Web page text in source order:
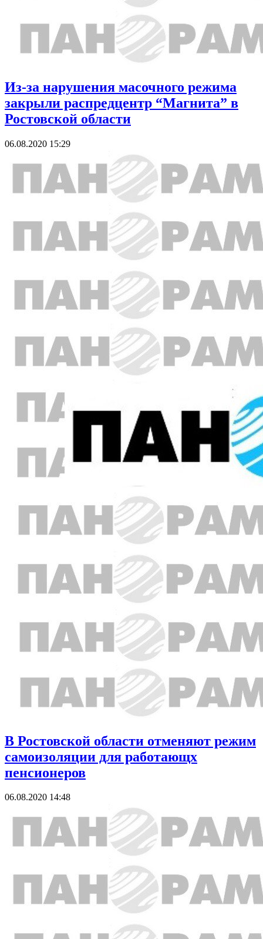
Из-за нарушения масочного режима
закрыли распредцентр “Магнита” в
Ростовской области
06.08.2020 15:29
В Ростовской области отменяют режим
самоизоляции для работающх
пенсионеров
06.08.2020 14:48